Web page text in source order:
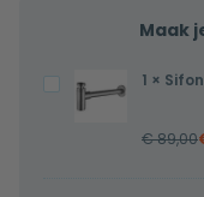
Maak
Sifon
gun
1 ×
€89,00